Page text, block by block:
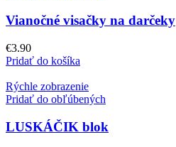
Vianočné visačky na darčeky
€3.90
Pridať do košíka
Rýchle zobrazenie
Pridať do obľúbených
LUSKÁČIK blok